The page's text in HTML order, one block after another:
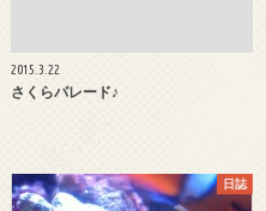
2015.3.22
さくらパレード♪
日誌